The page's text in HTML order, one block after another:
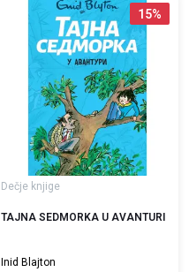
15%
Dečje knjige
TAJNA SEDMORKA U AVANTURI
Inid Blajton